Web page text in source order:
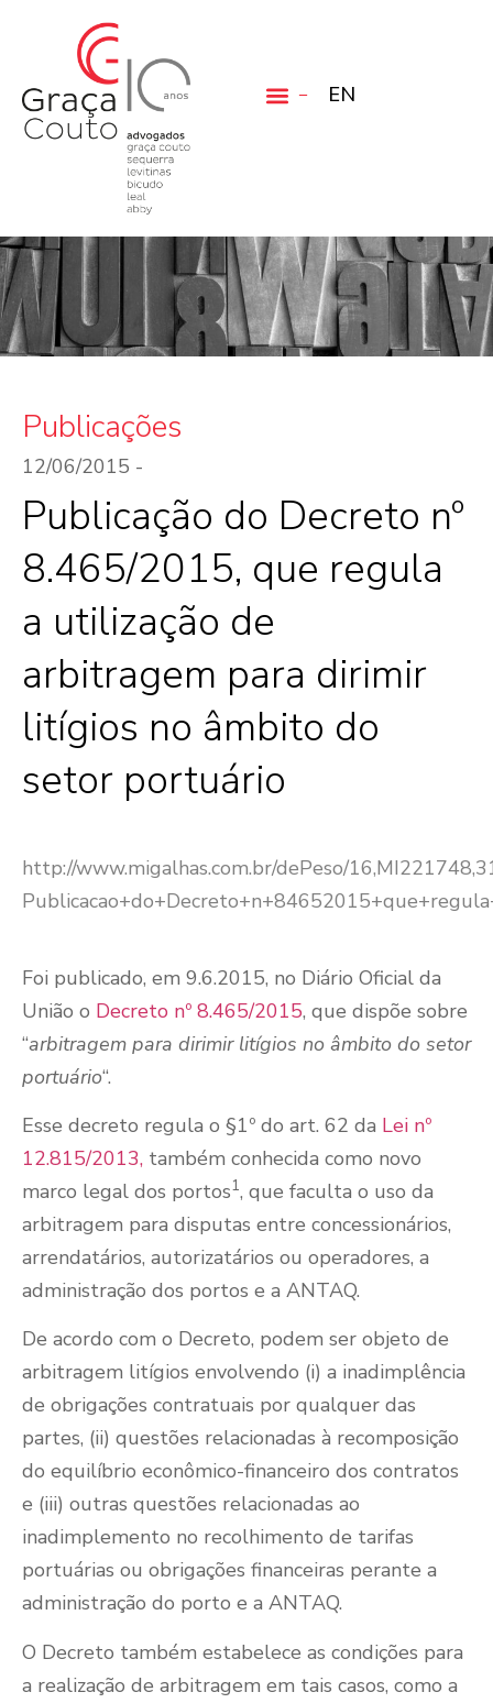
EN
Publicações
12/06/2015 -
Publicação do Decreto nº
8.465/2015, que regula
a utilização de
arbitragem para dirimir
litígios no âmbito do
setor portuário
http://www.migalhas.com.br/dePeso/
Foi publicado, em 9.6.2015, no Diário Oficial da
União o Decreto nº 8.465/2015, que dispõe sobre
“arbitragem para dirimir litígios no âmbito do setor
portuário“.
Esse decreto regula o §1º do art. 62 da Lei nº
12.815/2013, também conhecida como novo
marco legal dos portos1, que faculta o uso da
arbitragem para disputas entre concessionários,
arrendatários, autorizatários ou operadores, a
administração dos portos e a ANTAQ.
De acordo com o Decreto, podem ser objeto de
arbitragem litígios envolvendo (i) a inadimplência
de obrigações contratuais por qualquer das
partes, (ii) questões relacionadas à recomposição
do equilíbrio econômico-financeiro dos contratos
e (iii) outras questões relacionadas ao
inadimplemento no recolhimento de tarifas
portuárias ou obrigações financeiras perante a
administração do porto e a ANTAQ.
O Decreto também estabelece as condições para
a realização de arbitragem em tais casos, como a